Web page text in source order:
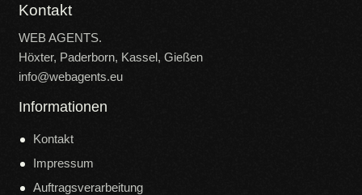
Kontakt
WEB AGENTS.
Höxter, Paderborn, Kassel, Gießen
info@webagents.eu
Informationen
Kontakt
Impressum
Auftragsverarbeitung